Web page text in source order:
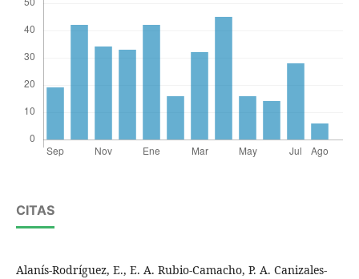
CITAS
Alanís-Rodríguez, E., E. A. Rubio-Camacho, P. A. Canizales-